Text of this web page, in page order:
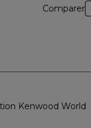
Comparer
Kenwood World